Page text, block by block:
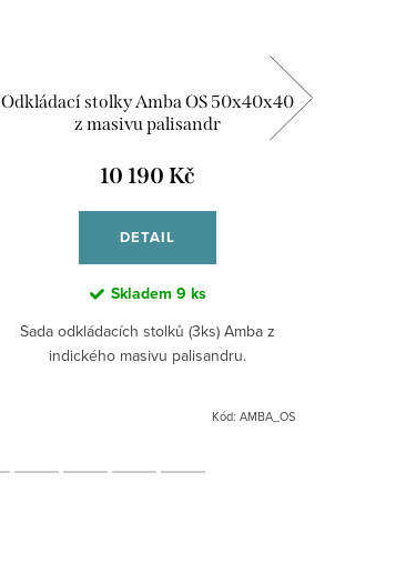
Odkládací stolky Amba OS 50x40x40
z masivu palisandr
10 190 Kč
DETAIL
Skladem 9 ks
Sada odkládacích stolků (3ks) Amba z
indického masivu palisandru.
Kód: AMBA_OS